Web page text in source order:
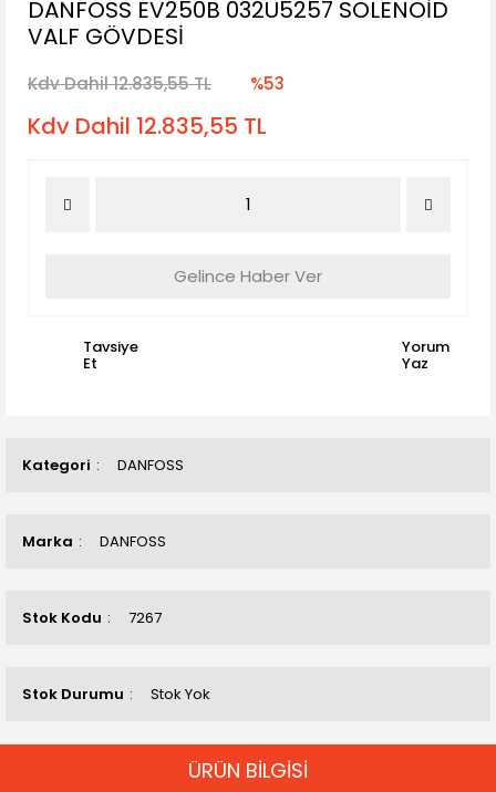
Kategori DANFOSS
Marka DANFOSS
Stok Kodu 7267
Stok Durumu Stok Yok
DANFOSS EV250B 032U5257 SOLENOİD
VALF GÖVDESİ
Kdv Dahil 12.835,55 TL %53
Kdv Dahil 12.835,55 TL
Gelince Haber Ver
Tavsiye
Et
Yorum
Yaz
ÜRÜN BİLGİSİ